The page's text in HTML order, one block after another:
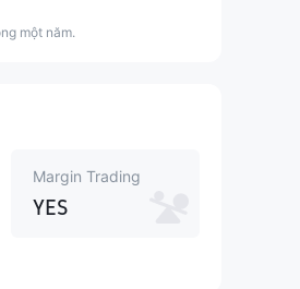
một năm.
Margin Trading
YES